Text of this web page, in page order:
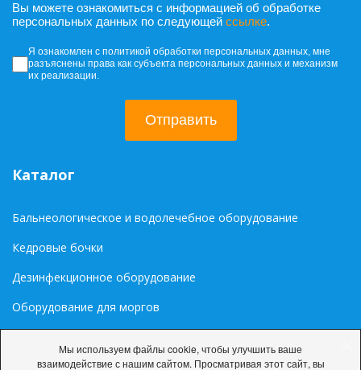
Мы используем файлы cookie, чтобы улучшить ваше
взаимодействие с нашим сайтом. Просматривая этот сайт, вы
Вы можете ознакомиться с информацией об обработке
персональных данных по следующей ссылке.
Согласие на обработку персональных
Я ознакомлен с политикой обработки персональных данных, мне
разъяснены права как субъекта персональных данных и механизм
их реализации.
Отправить
Каталог
Бальнеологическое и водолечебное оборудование
Кедровые бочки
Дезинфекционное оборудование
Оборудование для моргов
Палитра цветов RAL